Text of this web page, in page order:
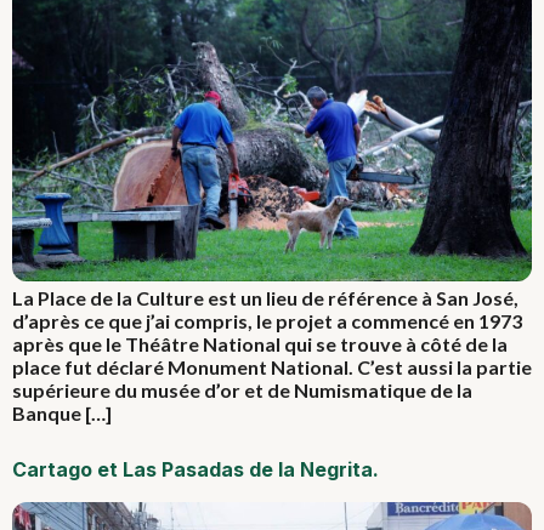
La Place de la Culture est un lieu de référence à San José,
d’après ce que j’ai compris, le projet a commencé en 1973
après que le Théâtre National qui se trouve à côté de la
place fut déclaré Monument National. C’est aussi la partie
supérieure du musée d’or et de Numismatique de la
Banque […]
Cartago et Las Pasadas de la Negrita.